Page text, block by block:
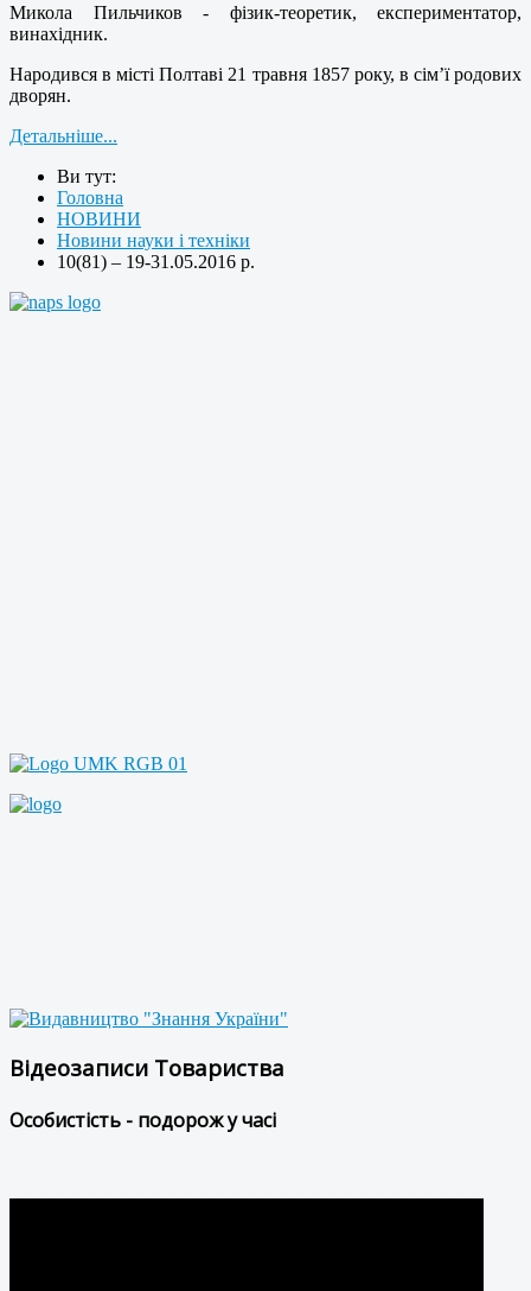
Микола Пильчиков - фізик-теоретик, експериментатор,
винахідник.
Народився в місті Полтаві 21 травня 1857 року, в сім’ї родових
дворян.
Детальніше...
Ви тут:
Головна
НОВИНИ
Новини науки і техніки
10(81) – 19-31.05.2016 р.
Відеозаписи Товариства
Особистість - подорож у часі